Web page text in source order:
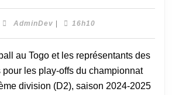
AdminDev | 16h10
les play-offs du championnat
division (D2), saison 2024-2025